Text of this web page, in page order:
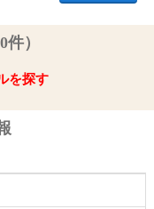
）
を探す